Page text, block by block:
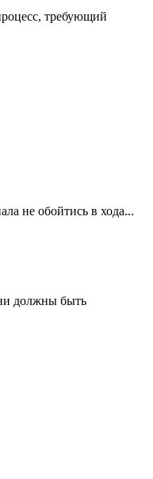
требующий
не обойтись в хода...
должны быть